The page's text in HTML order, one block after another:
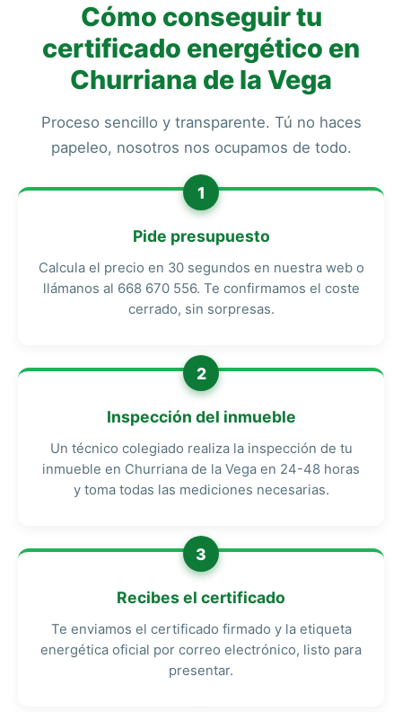
Cómo conseguir tu
certificado energético en
Churriana de la Vega
Proceso sencillo y transparente. Tú no haces
papeleo, nosotros nos ocupamos de todo.
1
Pide presupuesto
Calcula el precio en 30 segundos en nuestra web o
llámanos al 668 670 556. Te confirmamos el coste
cerrado, sin sorpresas.
2
Inspección del inmueble
Un técnico colegiado realiza la inspección de tu
inmueble en Churriana de la Vega en 24-48 horas
y toma todas las mediciones necesarias.
3
Recibes el certificado
Te enviamos el certificado firmado y la etiqueta
energética oficial por correo electrónico, listo para
presentar.